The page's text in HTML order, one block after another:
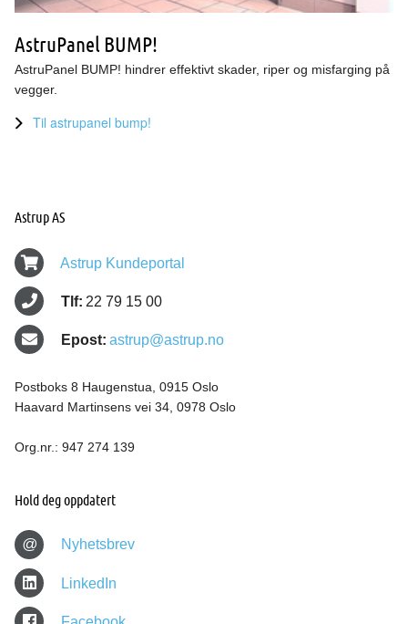
AstruPanel BUMP!
AstruPanel BUMP! hindrer effektivt skader, riper og misfarging på
vegger.
Til astrupanel bump!
Astrup AS
Astrup Kundeportal
Tlf: 22 79 15 00
Epost: astrup@astrup.no
Postboks 8 Haugenstua, 0915 Oslo
Haavard Martinsens vei 34, 0978 Oslo
Org.nr.: 947 274 139
Hold deg oppdatert
@ Nyhetsbrev
LinkedIn